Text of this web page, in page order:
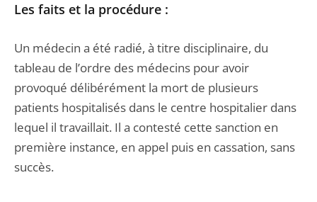
Les faits et la procédure :
Un médecin a été radié, à titre disciplinaire, du
tableau de l’ordre des médecins pour avoir
provoqué délibérément la mort de plusieurs
patients hospitalisés dans le centre hospitalier dans
lequel il travaillait. Il a contesté cette sanction en
première instance, en appel puis en cassation, sans
succès.